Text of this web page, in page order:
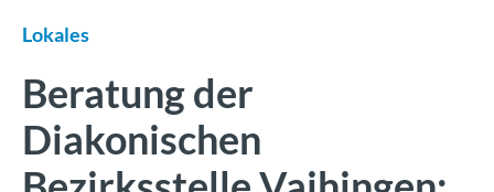
Lokales
Beratung der
Diakonischen